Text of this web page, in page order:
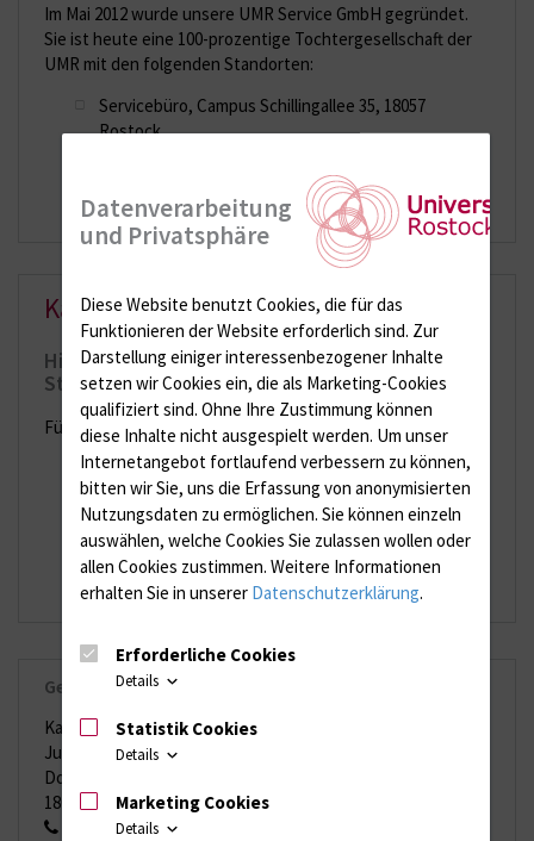
Im Mai 2012 wurde unsere UMR Service GmbH gegründet.
Sie ist heute eine 100-prozentige Tochtergesellschaft der
UMR mit den folgenden Standorten:
Servicebüro, Campus Schillingallee 35, 18057
Rostock
Cafeteria „Casino“ in Gehlsdorf
doc(k)seven im UNZ am Campus Schillingallee
Karriere
Hier finden Sie unsere aktuellen
Stellenangebote
Für unser Speisenverteilzentrum in Broderstorf suchen wir:
Stellenangebot Service-Mitarbeiter / Küchenhilfe
(m/w/d) für die Speisenportionierung
Stellenangebot Koch (m/w/d) für das Casino in
Gehlsdorf
Geschäftsführer
Karsten Wierig
Juliane Kaufmann
Doberaner Straße 142
18057 Rostock
0381 494 5342
Datenverarbeitung
und Privatsphäre
Diese Website benutzt Cookies, die für das
Funktionieren der Website erforderlich sind. Zur
Darstellung einiger interessenbezogener Inhalte
setzen wir Cookies ein, die als Marketing-Cookies
qualifiziert sind. Ohne Ihre Zustimmung können
diese Inhalte nicht ausgespielt werden. Um unser
Internetangebot fortlaufend verbessern zu können,
bitten wir Sie, uns die Erfassung von anonymisierten
Nutzungsdaten zu ermöglichen. Sie können einzeln
auswählen, welche Cookies Sie zulassen wollen oder
allen Cookies zustimmen. Weitere Informationen
erhalten Sie in unserer Datenschutzerklärung.
Erforderliche Cookies
Details
Statistik Cookies
Details
Marketing Cookies
Details